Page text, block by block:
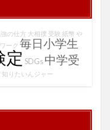
の仕方 大相撲 受験 紙幣 や
ーク 毎日小学生
定 SDGs 中学受
知りたいんジャー